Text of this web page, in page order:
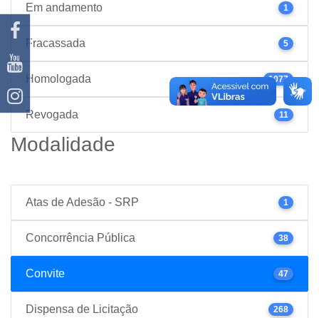
Em andamento 1
Fracassada 5
Homologada 1077
Revogada 11
Modalidade
Atas de Adesão - SRP 1
Concorrência Pública 38
Convite 47
Dispensa de Licitação 268